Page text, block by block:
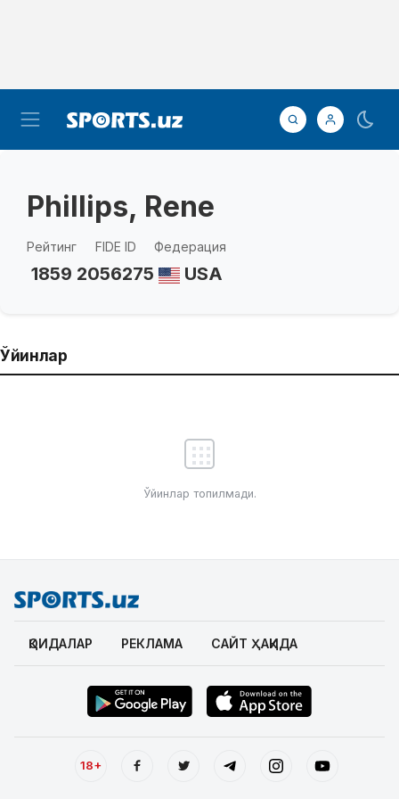
Phillips, Rene
Рейтинг
1859
FIDE ID
2056275
Федерация
USA
Ўйинлар
Ўйинлар топилмади.
ҚОИДАЛАР РЕКЛАМА САЙТ ҲАҚИДА
18+